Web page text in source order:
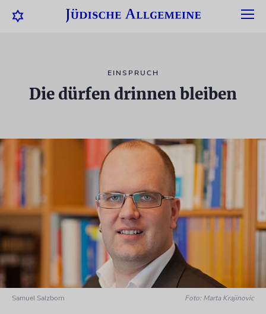
EINSPRUCH
Die dürfen drinnen bleiben
Samuel Salzborn Foto: Marta Krajinovic